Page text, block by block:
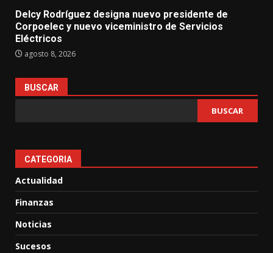
Delcy Rodríguez designa nuevo presidente de
Corpoelec y nuevo viceministro de Servicios
Eléctricos
agosto 8, 2026
BUSCAR
BUSCAR
CATEGORIA
Actualidad
Finanzas
Noticias
Sucesos